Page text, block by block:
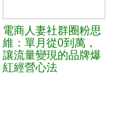
電商人妻社群圈粉思
維：單月從0到萬，
讓流量變現的品牌爆
紅經營心法